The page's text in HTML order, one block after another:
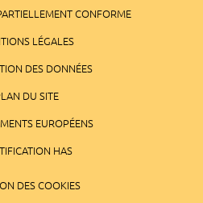
CONFORME
LÉGALES
DES DONNÉES
DU SITE
EUROPÉENS
HAS
DES COOKIES